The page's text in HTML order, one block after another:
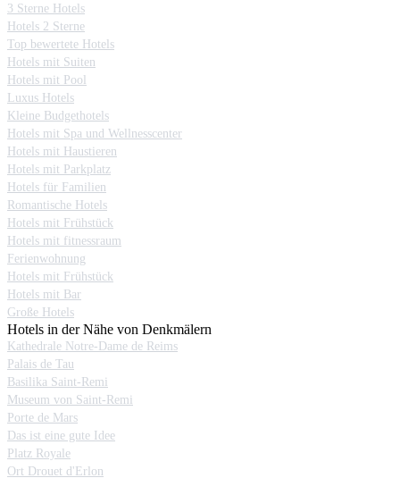
3 Sterne Hotels
Hotels 2 Sterne
Top bewertete Hotels
Hotels mit Suiten
Hotels mit Pool
Luxus Hotels
Kleine Budgethotels
Hotels mit Spa und Wellnesscenter
Hotels mit Haustieren
Hotels mit Parkplatz
Hotels für Familien
Romantische Hotels
Hotels mit Frühstück
Hotels mit fitnessraum
Ferienwohnung
Hotels mit Frühstück
Hotels mit Bar
Große Hotels
Hotels in der Nähe von Denkmälern
Kathedrale Notre-Dame de Reims
Palais de Tau
Basilika Saint-Remi
Museum von Saint-Remi
Porte de Mars
Das ist eine gute Idee
Platz Royale
Ort Drouet d'Erlon